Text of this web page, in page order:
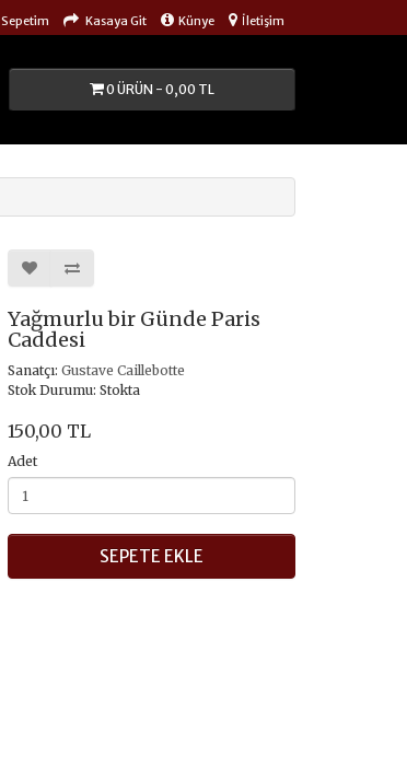
Sepetim Kasaya Git Künye İletişim
0 ÜRÜN - 0,00 TL
Yağmurlu bir Günde Paris
Caddesi
Sanatçı:Gustave Caillebotte
Stok Durumu: Stokta
150,00 TL
Adet
SEPETE EKLE